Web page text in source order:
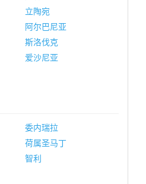
立陶宛
阿尔巴尼亚
斯洛伐克
爱沙尼亚
委内瑞拉
荷属圣马丁
智利